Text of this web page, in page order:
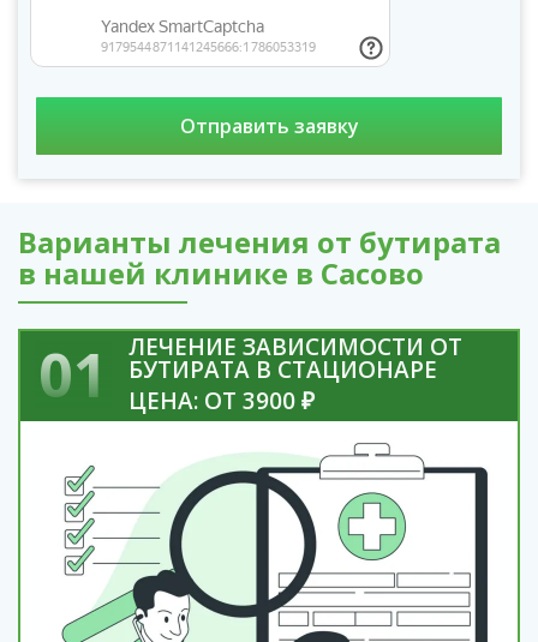
Варианты лечения от бутирата
в нашей клинике в Сасово
01 ЛЕЧЕНИЕ ЗАВИСИМОСТИ ОТ
БУТИРАТА В СТАЦИОНАРЕ
ЦЕНА: ОТ 3900 ₽